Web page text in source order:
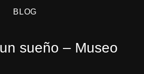
BLOG
sueño – Museo